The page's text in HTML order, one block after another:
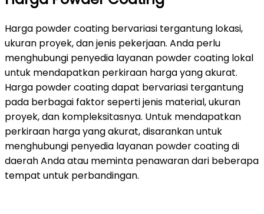
Harga powder coating bervariasi tergantung lokasi,
ukuran proyek, dan jenis pekerjaan. Anda perlu
menghubungi penyedia layanan powder coating lokal
untuk mendapatkan perkiraan harga yang akurat.
Harga powder coating dapat bervariasi tergantung
pada berbagai faktor seperti jenis material, ukuran
proyek, dan kompleksitasnya. Untuk mendapatkan
perkiraan harga yang akurat, disarankan untuk
menghubungi penyedia layanan powder coating di
daerah Anda atau meminta penawaran dari beberapa
tempat untuk perbandingan.